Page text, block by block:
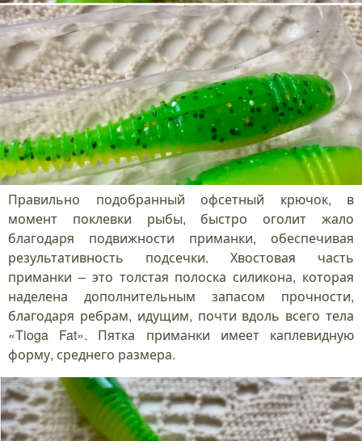
Правильно подобранный офсетный крючок, в
момент поклевки рыбы, быстро оголит жало
благодаря подвижности приманки, обеспечивая
результативность подсечки. Хвостовая часть
приманки – это толстая полоска силикона, которая
наделена дополнительным запасом прочности,
благодаря ребрам, идущим, почти вдоль всего тела
«Tioga Fat». Пятка приманки имеет каплевидную
форму, среднего размера.